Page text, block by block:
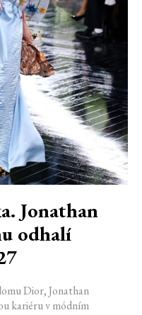
Jonathan
odhalí
Dior, Jonathan
kariéru v módním